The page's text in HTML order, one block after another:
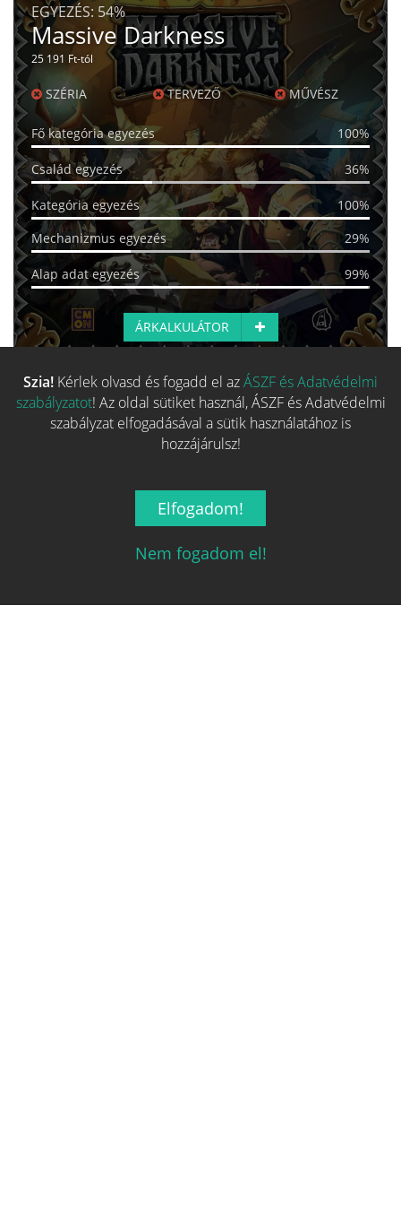
EGYEZÉS: 54%
Massive Darkness
25 191 Ft-tól
SZÉRIA TERVEZŐ MŰVÉSZ
Fő kategória egyezés 100%
Család egyezés 36%
Kategória egyezés
100%
Mechanizmus egyezés
29%
Alap adat egyezés 99%
ÁRKALKULÁTOR
Több hasonló játék keresése
Szia! Kérlek olvasd és fogadd el azÁSZF és Adatvédelmi
szabályzatot! Az oldal sütiket használ, ÁSZF és Adatvédelmi
szabályzat elfogadásával a sütik használatához is
hozzájárulsz!
Elfogadom!
Nem fogadom el!